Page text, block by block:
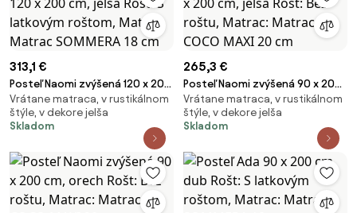
313,1 €
Posteľ Naomi zvýšená 120 x 200
cm, jelša Rošt: S latkovým
roštom, Matrac: Matrac
SOMMERA 18 cm
Vrátane matraca, v rustikálnom
štýle, v dekore jelša
Skladom
265,3 €
Posteľ Naomi zvýšená 90 x 200
cm, jelša Rošt: Bez roštu,
Matrac: Matrac COCO MAXI 20
cm
Vrátane matraca, v rustikálnom
štýle, v dekore jelša
Skladom